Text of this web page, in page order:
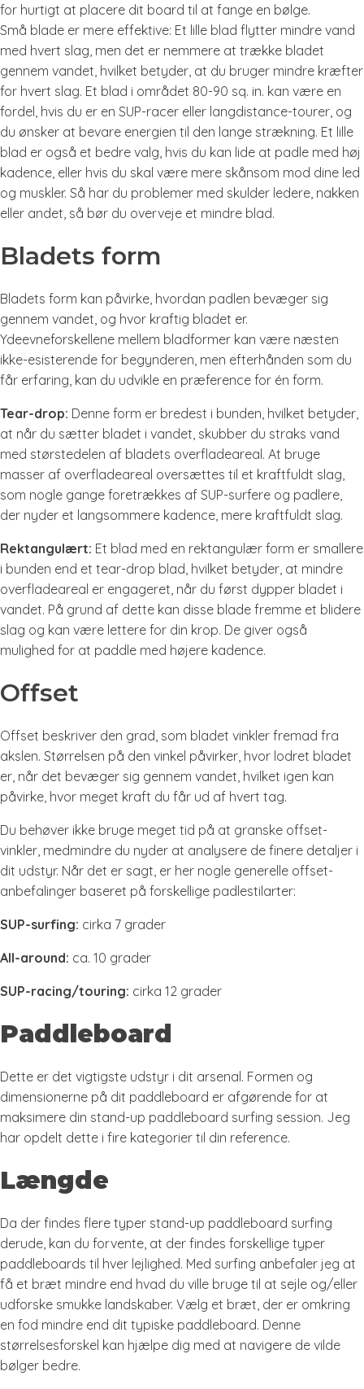
for hurtigt at placere dit board til at fange en bølge.
Små blade er mere effektive: Et lille blad flytter mindre vand
med hvert slag, men det er nemmere at trække bladet
gennem vandet, hvilket betyder, at du bruger mindre kræfter
for hvert slag. Et blad i området 80-90 sq. in. kan være en
fordel, hvis du er en SUP-racer eller langdistance-tourer, og
du ønsker at bevare energien til den lange strækning. Et lille
blad er også et bedre valg, hvis du kan lide at padle med høj
kadence, eller hvis du skal være mere skånsom mod dine led
og muskler. Så har du problemer med skulder ledere, nakken
eller andet, så bør du overveje et mindre blad.
Bladets form
Bladets form kan påvirke, hvordan padlen bevæger sig
gennem vandet, og hvor kraftig bladet er.
Ydeevneforskellene mellem bladformer kan være næsten
ikke-esisterende for begynderen, men efterhånden som du
får erfaring, kan du udvikle en præference for én form.
Tear-drop: Denne form er bredest i bunden, hvilket betyder,
at når du sætter bladet i vandet, skubber du straks vand
med størstedelen af bladets overfladeareal. At bruge
masser af overfladeareal oversættes til et kraftfuldt slag,
som nogle gange foretrækkes af SUP-surfere og padlere,
der nyder et langsommere kadence, mere kraftfuldt slag.
Rektangulært: Et blad med en rektangulær form er smallere
i bunden end et tear-drop blad, hvilket betyder, at mindre
overfladeareal er engageret, når du først dypper bladet i
vandet. På grund af dette kan disse blade fremme et blidere
slag og kan være lettere for din krop. De giver også
mulighed for at paddle med højere kadence.
Offset
Offset beskriver den grad, som bladet vinkler fremad fra
akslen. Størrelsen på den vinkel påvirker, hvor lodret bladet
er, når det bevæger sig gennem vandet, hvilket igen kan
påvirke, hvor meget kraft du får ud af hvert tag.
Du behøver ikke bruge meget tid på at granske offset-
vinkler, medmindre du nyder at analysere de finere detaljer i
dit udstyr. Når det er sagt, er her nogle generelle offset-
anbefalinger baseret på forskellige padlestilarter:
SUP-surfing: cirka 7 grader
All-around: ca. 10 grader
SUP-racing/touring: cirka 12 grader
Paddleboard
Dette er det vigtigste udstyr i dit arsenal. Formen og
dimensionerne på dit paddleboard er afgørende for at
maksimere din stand-up paddleboard surfing session. Jeg
har opdelt dette i fire kategorier til din reference.
Længde
Da der findes flere typer stand-up paddleboard surfing
derude, kan du forvente, at der findes forskellige typer
paddleboards til hver lejlighed. Med surfing anbefaler jeg at
få et bræt mindre end hvad du ville bruge til at sejle og/eller
udforske smukke landskaber. Vælg et bræt, der er omkring
en fod mindre end dit typiske paddleboard. Denne
størrelsesforskel kan hjælpe dig med at navigere de vilde
bølger bedre.